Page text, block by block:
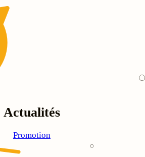
Actualités
Promotion